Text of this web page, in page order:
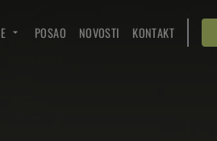
POSAO NOVOSTI KONTAKT